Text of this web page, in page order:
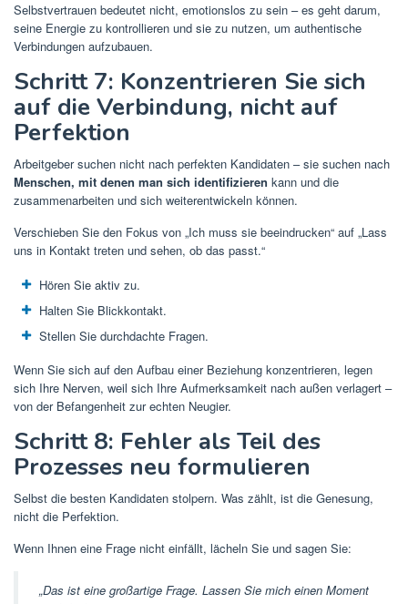
Selbstvertrauen bedeutet nicht, emotionslos zu sein – es geht darum,
seine Energie zu kontrollieren und sie zu nutzen, um authentische
Verbindungen aufzubauen.
Schritt 7: Konzentrieren Sie sich
auf die Verbindung, nicht auf
Perfektion
Arbeitgeber suchen nicht nach perfekten Kandidaten – sie suchen nach
Menschen, mit denen man sich identifizieren kann und die
zusammenarbeiten und sich weiterentwickeln können.
Verschieben Sie den Fokus von „Ich muss sie beeindrucken“ auf „Lass
uns in Kontakt treten und sehen, ob das passt.“
Hören Sie aktiv zu.
Halten Sie Blickkontakt.
Stellen Sie durchdachte Fragen.
Wenn Sie sich auf den Aufbau einer Beziehung konzentrieren, legen
sich Ihre Nerven, weil sich Ihre Aufmerksamkeit nach außen verlagert –
von der Befangenheit zur echten Neugier.
Schritt 8: Fehler als Teil des
Prozesses neu formulieren
Selbst die besten Kandidaten stolpern. Was zählt, ist die Genesung,
nicht die Perfektion.
Wenn Ihnen eine Frage nicht einfällt, lächeln Sie und sagen Sie:
„Das ist eine großartige Frage. Lassen Sie mich einen Moment